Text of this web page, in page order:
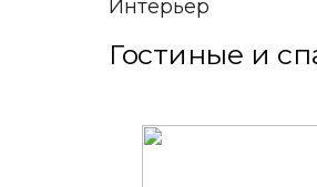
Интерьер
Гостиные и